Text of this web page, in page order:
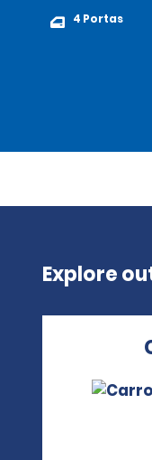
4 Portas
Explore